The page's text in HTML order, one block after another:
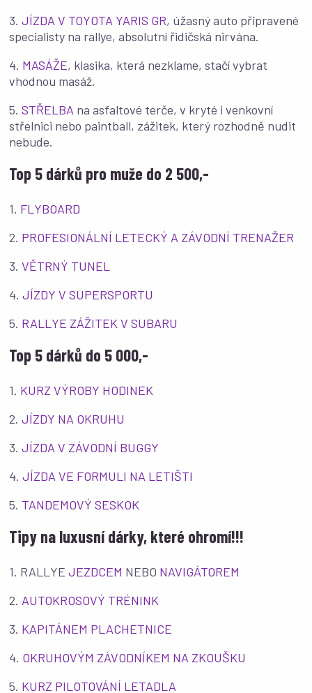
3. JÍZDA V TOYOTA YARIS GR, úžasný auto připravené
specialisty na rallye, absolutní řidičská nirvána.
4. MASÁŽE, klasika, která nezklame, stačí vybrat
vhodnou masáž.
5. STŘELBA na asfaltové terče, v kryté i venkovní
střelnici nebo paintball, zážitek, který rozhodně nudit
nebude.
Top 5 dárků pro muže do 2 500,-
1. FLYBOARD
2. PROFESIONÁLNÍ LETECKÝ A ZÁVODNÍ TRENAŽER
3. VĚTRNÝ TUNEL
4. JÍZDY V SUPERSPORTU
5. RALLYE ZÁŽITEK V SUBARU
Top 5 dárků do 5 000,-
1. KURZ VÝROBY HODINEK
2. JÍZDY NA OKRUHU
3. JÍZDA V ZÁVODNÍ BUGGY
4. JÍZDA VE FORMULI NA LETIŠTI
5. TANDEMOVÝ SESKOK
Tipy na luxusní dárky, které ohromí!!!
1. RALLYE JEZDCEM NEBO NAVIGÁTOREM
2. AUTOKROSOVÝ TRÉNINK
3. KAPITÁNEM PLACHETNICE
4. OKRUHOVÝM ZÁVODNÍKEM NA ZKOUŠKU
5. KURZ PILOTOVÁNÍ LETADLA